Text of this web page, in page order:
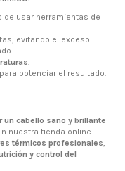
de usar herramientas de
evitando el exceso.
para potenciar el resultado.
un cabello sano y brillante
nuestra tienda online
térmicos profesionales
y control del